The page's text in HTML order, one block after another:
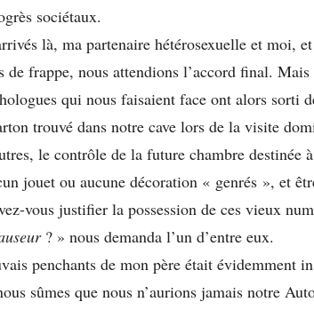
sociétaux.
là, ma partenaire hétérosexuelle et moi,
de frappe, nous attendions l’accord final. Mais
qui nous faisaient face ont alors sorti
trouvé dans notre cave lors de la visite
le contrôle de la future chambre destinée
jouet ou aucune décoration « genrés », et
vous justifier la possession de ces vieux
? » nous demanda l’un d’entre eux.
penchants de mon père était évidemment
sûmes que nous n’aurions jamais notre